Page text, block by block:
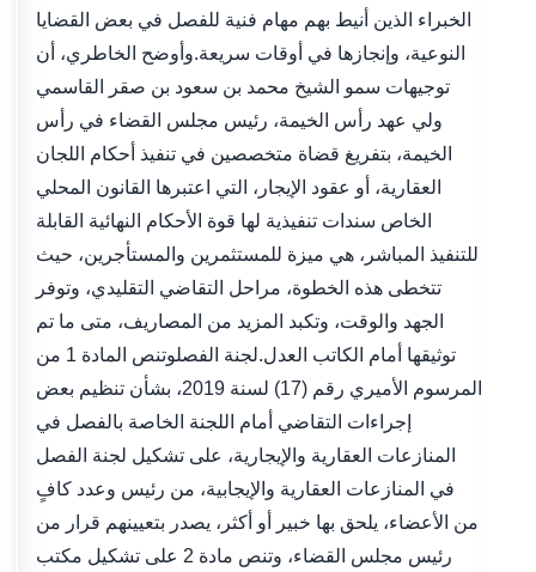
الخبراء الذين أنيط بهم مهام فنية للفصل في بعض القضايا
النوعية، وإنجازها في أوقات سريعة.وأوضح الخاطري، أن
توجيهات سمو الشيخ محمد بن سعود بن صقر القاسمي
ولي عهد رأس الخيمة، رئيس مجلس القضاء في رأس
الخيمة، بتفريغ قضاة متخصصين في تنفيذ أحكام اللجان
العقارية، أو عقود الإيجار، التي اعتبرها القانون المحلي
الخاص سندات تنفيذية لها قوة الأحكام النهائية القابلة
للتنفيذ المباشر، هي ميزة للمستثمرين والمستأجرين، حيث
تتخطى هذه الخطوة، مراحل التقاضي التقليدي، وتوفر
الجهد والوقت، وتكبد المزيد من المصاريف، متى ما تم
توثيقها أمام الكاتب العدل.لجنة الفصلوتنص المادة 1 من
المرسوم الأميري رقم (17) لسنة 2019، بشأن تنظيم بعض
إجراءات التقاضي أمام اللجنة الخاصة بالفصل في
المنازعات العقارية والإيجارية، على تشكيل لجنة الفصل
في المنازعات العقارية والإيجابية، من رئيس وعدد كافٍ
من الأعضاء، يلحق بها خبير أو أكثر، يصدر بتعيينهم قرار من
رئيس مجلس القضاء، وتنص مادة 2 على تشكيل مكتب